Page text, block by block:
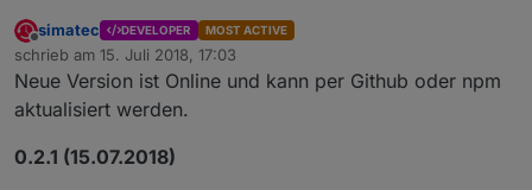
Offline
simatec DEVELOPER MOST ACTIVE
schrieb am 15. Juli 2018, 17:03
zuletzt editiert von
Neue Version ist Online und kann per Github oder npm
aktualisiert werden.
0.2.1 (15.07.2018)